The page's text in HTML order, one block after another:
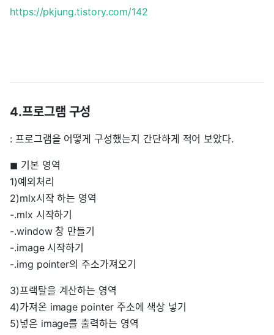
https://pkjung.tistory.com/142
4.프로그램 구성
: 프로그램을 어떻게 구성했는지 간단하게 적어 보았다.
◼︎ 기본 영역
1)예외처리
2)mlx시작 하는 영역
-.mlx 시작하기
-.window 창 만들기
-.image 시작하기
-.img pointer의 주소가져오기
3)프랙탈을 계산하는 영역
4)가져온 image pointer 주소에 색상 넣기
5)넣은 image를 출력하는 영역